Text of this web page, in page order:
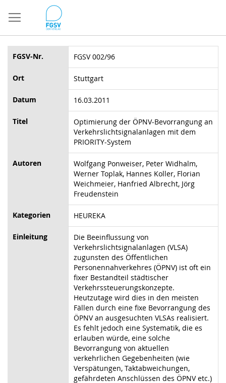
zum
Inhalt
FGSV-Nr. FGSV 002/96
Ort Stuttgart
Datum 16.03.2011
Titel
Optimierung der ÖPNV-Bevorrangung an
Verkehrslichtsignalanlagen mit dem
PRIORITY-System
Autoren
Wolfgang Ponweiser, Peter Widhalm,
Werner Toplak, Hannes Koller, Florian
Weichmeier, Hanfried Albrecht, Jörg
Freudenstein
Kategorien HEUREKA
Einleitung
Die Beeinflussung von
Verkehrslichtsignalanlagen (VLSA)
zugunsten des Öffentlichen
Personennahverkehres (ÖPNV) ist oft ein
fixer Bestandteil städtischer
Verkehrssteuerungskonzepte.
Heutzutage wird dies in den meisten
Fällen durch eine fixe Bevorrangung des
ÖPNV an ausgesuchten VLSAs realisiert.
Es fehlt jedoch eine Systematik, die es
erlauben würde, eine solche
Bevorrangung von aktuellen
verkehrlichen Gegebenheiten (wie
Verspätungen, Taktabweichungen,
gefährdeten Anschlüssen des ÖPNV etc.)